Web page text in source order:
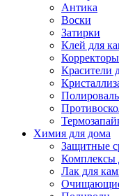
Антика
Воски
Затирки
Клей для
Красители
Химия для дома
Защитные
Комплексы
Лак для
Очищающие